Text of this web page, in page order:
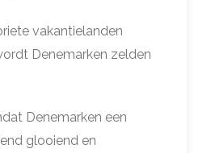
vakantielanden
Denemarken zelden
Denemarken een
glooiend en